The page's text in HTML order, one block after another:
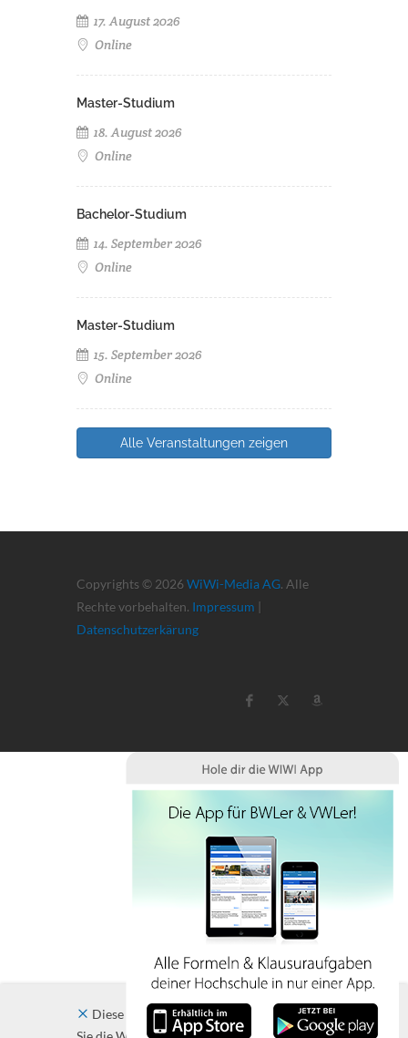
17. August 2026
Online
Master-Studium
18. August 2026
Online
Bachelor-Studium
14. September 2026
Online
Master-Studium
15. September 2026
Online
Alle Veranstaltungen zeigen
Copyrights © 2026 WiWi-Media AG. Alle
Rechte vorbehalten. Impressum |
Datenschutzerkärung
Diese Website verwendet Cookies. Indem